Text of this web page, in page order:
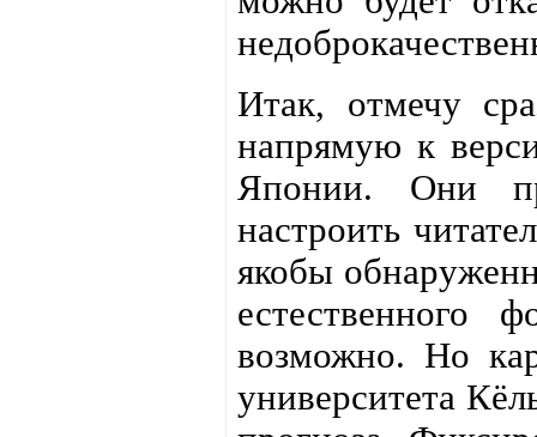
Итак, отмечу
напрямую к
Японии. Они
настроить
якобы
возможно. Но
университета